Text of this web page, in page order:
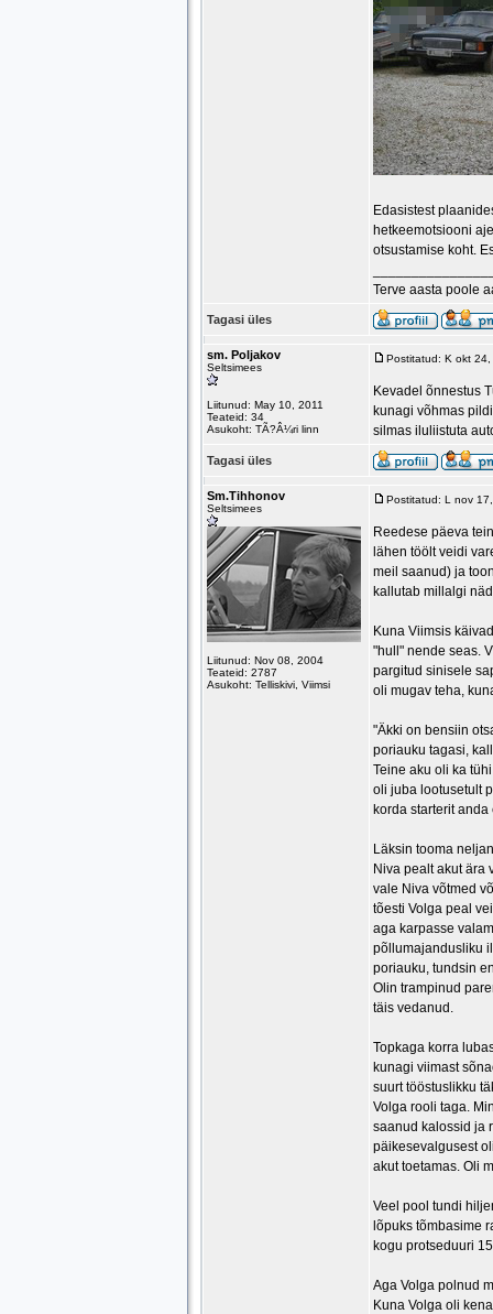
Edasistest
hetkeemotsiooni
otsustamise koht.
Terve aasta poole
Tagasi üles
sm. Poljakov
Seltsimees
Liitunud: May 10, 2011
Teateid: 34
Asukoht: TÃ?Â¼ri linn
Postitatud: K okt
Kevadel õnnestus
kunagi võhmas
silmas iluliistuta
Tagasi üles
Sm.Tihhonov
Seltsimees
Liitunud: Nov 08, 2004
Teateid: 2787
Asukoht: Telliskivi, Viimsi
Postitatud: L nov
Reedese päeva
lähen töölt veidi
meil saanud) ja
kallutab millalgi
Kuna Viimsis
"hull" nende seas.
pargitud sinisele
oli mugav teha,
"Äkki on bensiin
poriauku tagasi,
Teine aku oli ka
oli juba lootusetult
korda starterit
Läksin tooma
Niva pealt akut ära
vale Niva võtmed
tõesti Volga peal
aga karpasse
põllumajandusliku
poriauku, tundsin
Olin trampinud
täis vedanud.
Topkaga korra
kunagi viimast
suurt tööstuslikku
Volga rooli taga.
saanud kalossid ja
päikesevalgusest
akut toetamas. Oli
Veel pool tundi
lõpuks tõmbasime
kogu protseduuri
Aga Volga polnud
Kuna Volga oli